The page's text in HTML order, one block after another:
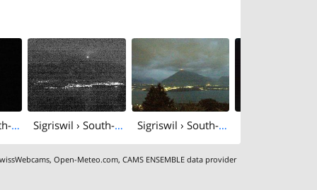
Sigriswil › South-east: Chalet swisspanoramicview Sigriswil › South-west Sigriswil › South-west
,Open-Meteo.com,CAMS ENSEMBLE data provider